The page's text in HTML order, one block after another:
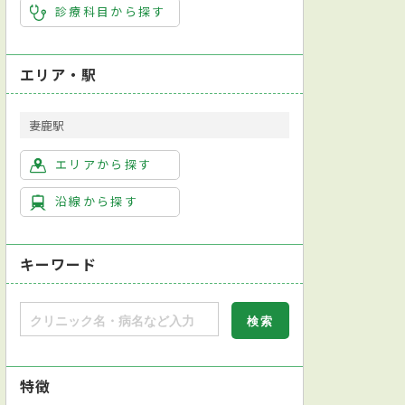
診療科目から探す
エリア・駅
妻鹿駅
エリアから探す
沿線から探す
キーワード
特徴